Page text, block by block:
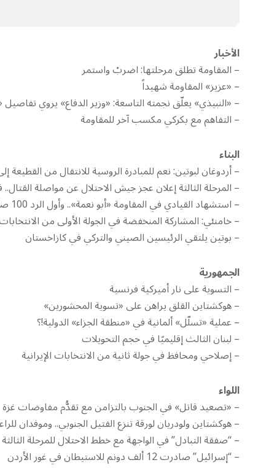
الأخبار
– المقاومة تطلق مرحلتها: اضربْ واستمر
– «عزيز» المقاومة شهيداً
– «النبيذي» يعلّق نجمته التاسعة: «وزير الدفاع» يروي تفاصيل
– ‫التفاهم مع بكركي مكسب آخر للمقاومة
البناء
– أردوغان لبوتين: نعم للمبادرة الروسية للانتقال من القطيعة
– المرحلة الثالثة إعلان عجز جيش الاحتلال عن مواصلة
– استشهاد القيادي في المقاومة «أبو نعمة».. وأول الرد 100 صاروخ على العمق
– خامنئي: المشاركة المنخفضة في الجولة الأولى من
– بوتين يلتقي الرئيسين الصيني والتركي في كازاخستان
الجمهورية
– التسوية على نار أميركية فرنسية
– هوكشتاين القلق يراهن على «تسوية المحشورين»
– عملية «تسلّل» ألمانية في «منطقة الجزاء» الدولية!؟
– لبنان الثالث إقليميًا في حجم التحويلات
– إصلاحي ومحافظ في جولة ثانية من الانتخابات الإيرانية
اللواء
– «تصعيد قاتل» في الجنوب بالتزامن مع تقدُّم مفاوضات غزة
– هوكشتاين ولودريان لورقة تنزع الفتيل الجنوبي.. وموفدان
– “صفقة التبادل” في الواجهة مع خطط الاحتلال للمرحلة الثالثة
– “إسرائيل” صادرت 12 ألف دونم للاستيطان في غور الأردن